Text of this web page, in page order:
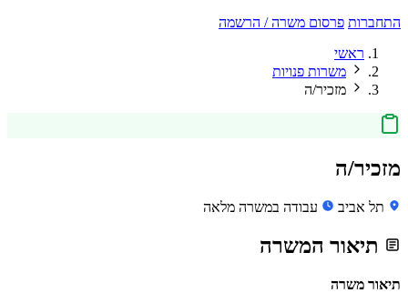
התחברות פרסום משרה / הרשמה
ראשי
משרות פנויות
מזכיר/ה
מזכיר/ה
תל אביב עבודה במשרה מלאה
תיאור המשרה
תיאור משרה